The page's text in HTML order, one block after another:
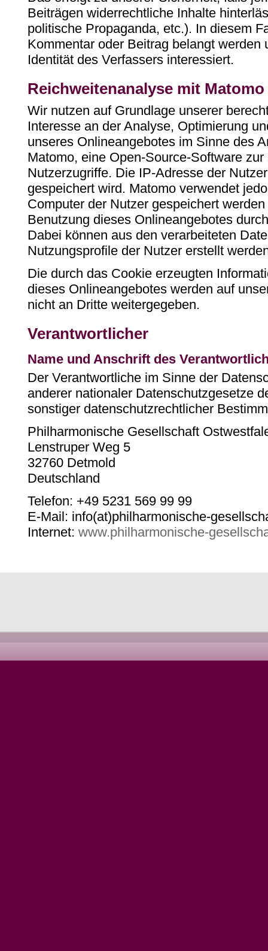
Beiträgen widerrechtliche Inhalte
politische Propaganda, etc.). In diesem
Kommentar oder Beitrag belangt werden
Identität des Verfassers interessiert.
Reichweitenanalyse mit
Wir nutzen auf Grundlage unserer
Interesse an der Analyse, Optimierung
unseres Onlineangebotes im Sinne des
Matomo, eine Open-Source-Software
Nutzerzugriffe. Die IP-Adresse der
gespeichert wird. Matomo verwendet
Computer der Nutzer gespeichert
Benutzung dieses Onlineangebotes
Dabei können aus den verarbeiteten
Nutzungsprofile der Nutzer erstellt
Die durch das Cookie erzeugten
dieses Onlineangebotes werden auf
nicht an Dritte weitergegeben.
Verantwortlicher
Name und Anschrift des
Der Verantwortliche im Sinne der
anderer nationaler Datenschutzgesetze
sonstiger datenschutzrechtlicher
Philharmonische Gesellschaft
Lenstruper Weg 5
32760 Detmold
Deutschland
Telefon: +49 5231 569 99 99
E-Mail: info(at)philharmonische-
Internet: www.philharmonische-